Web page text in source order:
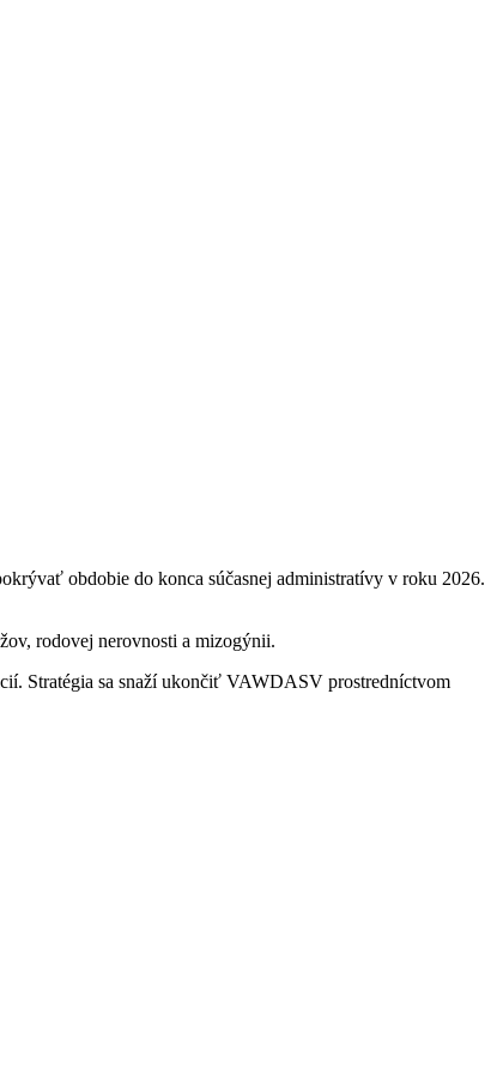
obdobie do konca súčasnej administratívy v roku 2026.
rodovej nerovnosti a mizogýnii.
Stratégia sa snaží ukončiť VAWDASV prostredníctvom